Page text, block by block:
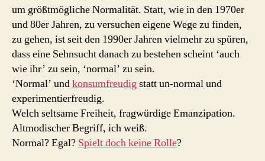
um größtmögliche Normalität. Statt, wie in den 1970er
und 80er Jahren, zu versuchen eigene Wege zu finden,
zu gehen, ist seit den 1990er Jahren vielmehr zu spüren,
dass eine Sehnsucht danach zu bestehen scheint ‘auch
wie ihr’ zu sein, ‘normal’ zu sein.
‘Normal’ undkonsumfreudigstatt un-normal und
experimentierfreudig.
Welch seltsame Freiheit, fragwürdige Emanzipation.
Altmodischer Begriff, ich weiß.
Normal? Egal? Spielt doch keine Rolle?